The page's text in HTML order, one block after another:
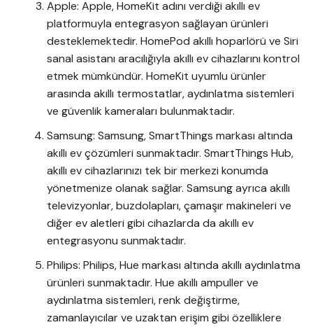
Apple: Apple, HomeKit adını verdiği akıllı ev
platformuyla entegrasyon sağlayan ürünleri
desteklemektedir. HomePod akıllı hoparlörü ve Siri
sanal asistanı aracılığıyla akıllı ev cihazlarını kontrol
etmek mümkündür. HomeKit uyumlu ürünler
arasında akıllı termostatlar, aydınlatma sistemleri
ve güvenlik kameraları bulunmaktadır.
Samsung: Samsung, SmartThings markası altında
akıllı ev çözümleri sunmaktadır. SmartThings Hub,
akıllı ev cihazlarınızı tek bir merkezi konumda
yönetmenize olanak sağlar. Samsung ayrıca akıllı
televizyonlar, buzdolapları, çamaşır makineleri ve
diğer ev aletleri gibi cihazlarda da akıllı ev
entegrasyonu sunmaktadır.
Philips: Philips, Hue markası altında akıllı aydınlatma
ürünleri sunmaktadır. Hue akıllı ampuller ve
aydınlatma sistemleri, renk değiştirme,
zamanlayıcılar ve uzaktan erişim gibi özelliklere